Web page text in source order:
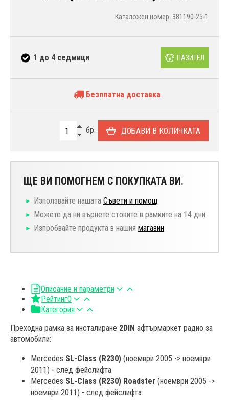
Каталожен номер: 381190-25-1
1 до 4 седмици ПАЗИТЕЛ
Безплатна доставка
бр. ДОБАВИ В КОЛИЧКАТА
ЩЕ ВИ ПОМОГНЕМ С ПОКУПКАТА ВИ.
Използвайте нашата Съвети и помощ
Можете да ни върнете стоките в рамките на 14 дни
Изпробвайте продукта в нашия магазин
Описание и параметри
Рейтинг0
Категория
Преходна рамка за инсталиране 2DIN афтърмаркет радио за
автомобили:
Mercedes SL-Class (R230) (ноември 2005 -> ноември
2011) - след фейслифта
Mercedes SL-Class (R230) Roadster (ноември 2005 ->
ноември 2011) - след фейслифта